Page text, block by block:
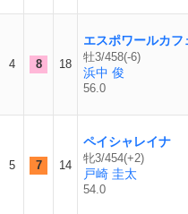
4 8 18
エスポワールカフ
牡3/458(-6)
浜中 俊
56.0
5 7 14
ペイシャレイナ
牝3/454(+2)
戸崎 圭太
54.0